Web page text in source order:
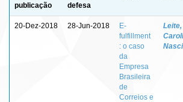
publicação
defesa
20-Dez-2018 28-Jun-2018
E-
fulfillment
: o caso
da
Empresa
Brasileira
de
Correios e
Leite,